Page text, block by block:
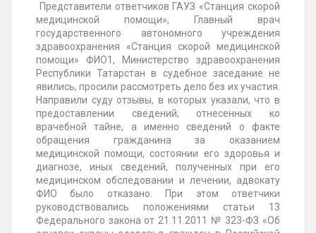
Представители ответчиков ГАУЗ «Станция скорой
медицинской помощи», Главный врач
государственного автономного учреждения
здравоохранения «Станция скорой медицинской
помощи» ФИО1, Министерство здравоохранения
Республики Татарстан в судебное заседание не
явились, просили рассмотреть дело без их участия.
Направили суду отзывы, в которых указали, что в
предоставлении сведений, отнесенных ко
врачебной тайне, а именно сведений о факте
обращения гражданина за оказанием
медицинской помощи, состоянии его здоровья и
диагнозе, иных сведений, полученных при его
медицинском обследовании и лечении, адвокату
ФИО было отказано. При этом ответчики
руководствовались положениями статьи 13
Федерального закона от 21.11.2011 № 323-ФЗ «Об